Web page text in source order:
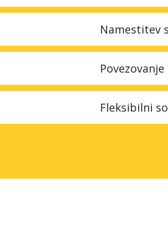
Namestitev
Fleksibilni